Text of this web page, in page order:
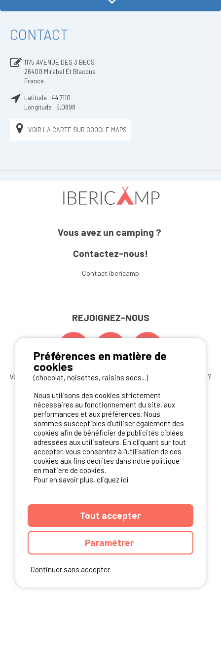
CONTACT
1175 AVENUE DES 3 BECS
26400 Mirabel Et Blacons
France
Latitude : 44,7110
Longitude : 5,0898
VOIR LA CARTE SUR GOOGLE MAPS
Vous avez un camping ?
Contactez-nous!
Contact Ibericamp
REJOIGNEZ-NOUS
Vous souhaitez bénéficier desmeilleures offres camping ?
S'ABONNER
NOS PARTENAIRES
Continuer sans accepter
Préférences en matière de
cookies
(chocolat, noisettes, raisins secs...)
Nous utilisons des cookies strictement
nécessaires au fonctionnement du site, aux
performances et aux préférences. Nous
sommes susceptibles d’utiliser également des
cookies afin de bénéficier de publicités ciblées
adressées aux utilisateurs. En cliquant sur tout
accepter, vous consentez à l'utilisation de ces
cookies aux fins décrites dans notre politique
en matière de cookies.
Pour en savoir plus, cliquez ici
Tout accepter
Paramétrer